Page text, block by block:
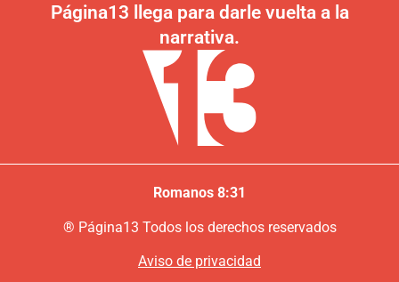
Página13 llega para darle vuelta a la
narrativa.
Romanos 8:31
® Página13 Todos los derechos reservados
Aviso de privacidad